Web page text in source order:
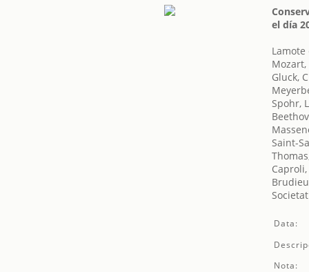
el día
Lamote
Gluck,
Spohr,
Saint-
Data:
Nota: